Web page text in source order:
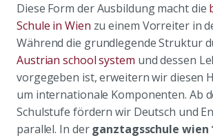
Diese Form der Ausbildung macht die
Schule in Wien zu einem Vorreiter in
Während die grundlegende Struktur
Austrian school system und dessen
vorgegeben ist, erweitern wir diesen
um internationale Komponenten. Ab
Schulstufe fördern wir Deutsch und
parallel. In derganztagsschule wien